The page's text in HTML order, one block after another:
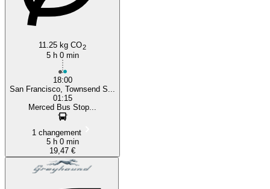
11.25 kg CO2
5 h 0 min
18:00
San Francisco, Townsend S...
01:15
Merced Bus Stop...
1 changement
5 h 0 min
19,47 €